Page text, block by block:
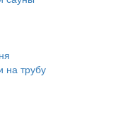
на трубу